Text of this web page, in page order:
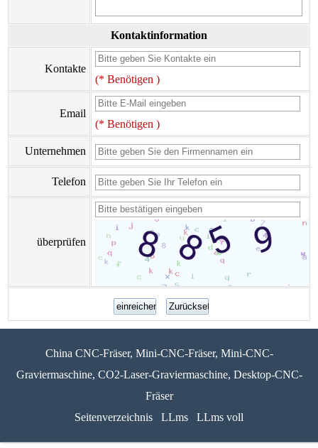
Kontaktinformation
Kontakte
(* Benötigen )
Email
(* Benötigen )
Unternehmen
Telefon
überprüfen
China CNC-Fräser, Mini-CNC-Fräser, Mini-CNC-
Graviermaschine, CO2-Laser-Graviermaschine, Desktop-CNC-
Fräser
Seitenverzeichnis
LLms LLms voll